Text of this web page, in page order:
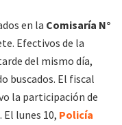
en la Comisaría N°
Efectivos de la
del mismo día,
buscados. El fiscal
la participación de
lunes 10, Policía